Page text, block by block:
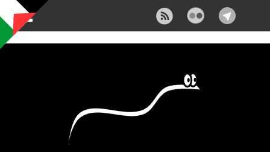
Pasar al contenido principal